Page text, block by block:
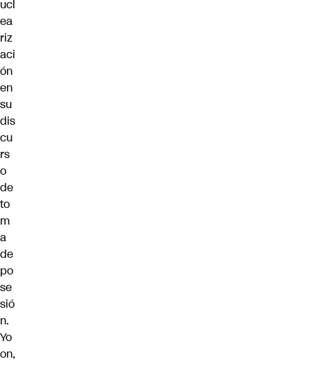
ucl
ea
riz
aci
ón
en
su
dis
cu
rs
o
de
to
m
a
de
po
se
sió
n.
Yo
on,